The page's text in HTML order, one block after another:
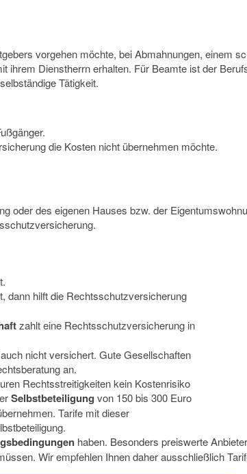
vorgehen möchte, bei Abmahnungen, einem
ihrem Dienstherrn erhalten. Für Beamte ist der
Tätigkeit.
die Kosten nicht übernehmen möchte.
oder des eigenen Hauses bzw. der
dann hilft die Rechtsschutzversicherung
zahlt eine Rechtsschutzversicherung in
nicht versichert. Gute Gesellschaften
an.
Rechtsstreitigkeiten kein Kostenrisiko
Selbstbeteiligung von 150 bis 300 Euro
Tarife mit dieser
haben. Besonders preiswerte
Wir empfehlen Ihnen daher ausschließlich